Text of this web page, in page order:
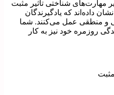
مهارت‌های شناختی تأثیر مثبت
داده‌اند که یادگیرندگان
و منطقی عمل می‌کنند. شما
روزمره خود نیز به کار